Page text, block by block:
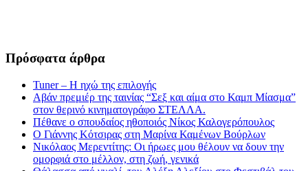
Πρόσφατα άρθρα
Tuner – Η ηχώ της επιλογής
Αβάν πρεμιέρ της ταινίας “Σεξ και αίμα στο Καμπ Μίασμα”
στον θερινό κινηματογράφο ΣΤΕΛΛΑ.
Πέθανε ο σπουδαίος ηθοποιός Νίκος Καλογερόπουλος
Ο Γιάννης Κότσιρας στη Μαρίνα Καμένων Βούρλων
Νικόλαος Μερεντίτης: Οι ήρωες μου θέλουν να δουν την
ομορφιά στο μέλλον, στη ζωή, γενικά